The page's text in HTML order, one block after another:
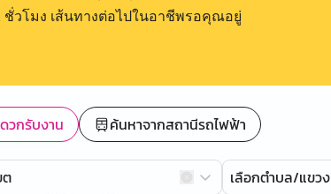
ชั่วโมง เส้นทางต่อไปในอาชีพรอคุณอยู่
วกรับงาน ค้นหาจากสถานีรถไฟฟ้า
ต เลือกตำบล/แขวง